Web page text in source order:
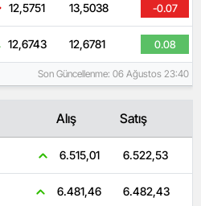
12,5751 13,5038 -0.07
12,6743 12,6781 0.08
Son Güncellenme: 06 Ağustos 23:40
Alış Satış
6.515,01 6.522,53
6.481,46 6.482,43